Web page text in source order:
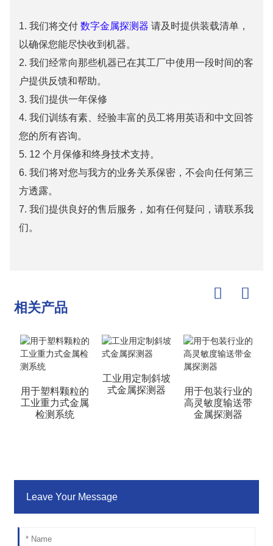
1. 我们将交付 数字金属探测器 请及时提供装载清单，
以确保您能尽快收到机器。
2. 我们经常向那些机器已在其工厂中使用一段时间的客
户提供反馈和帮助。
3. 我们提供一年保修
4. 我们训练有素、经验丰富的员工将用英语和中文回答
您的所有咨询。
5. 12 个月保修和终身技术支持。
6. 我们将对您与我方的业务关系保密，不会向任何第三
方透露。
7. 我们提供良好的售后服务，如有任何疑问，请联系我
们。
相关产品
用于塑料颗粒的
工业重力式金属
检测系统
工业用定制斜坡
式金属探测器
用于包装行业的
高灵敏度输送带
金属探测器
Leave Your Message